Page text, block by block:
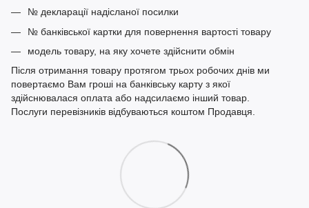
№ декларації надісланої посилки
№ банківської картки для повернення вартості товару
модель товару, на яку хочете здійснити обмін
Після отримання товару протягом трьох робочих днів ми
повертаємо Вам гроші на банківську карту з якої
здійснювалася оплата або надсилаємо інший товар.
Послуги перевізників відбуваються коштом Продавця.